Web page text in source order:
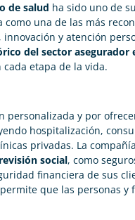
de salud ha sido uno de
una de las más
y atención
del sector asegurador
etapa de la vida.
personalizada y por
hospitalización,
privadas. La
social, como
financiera de sus
que las personas y